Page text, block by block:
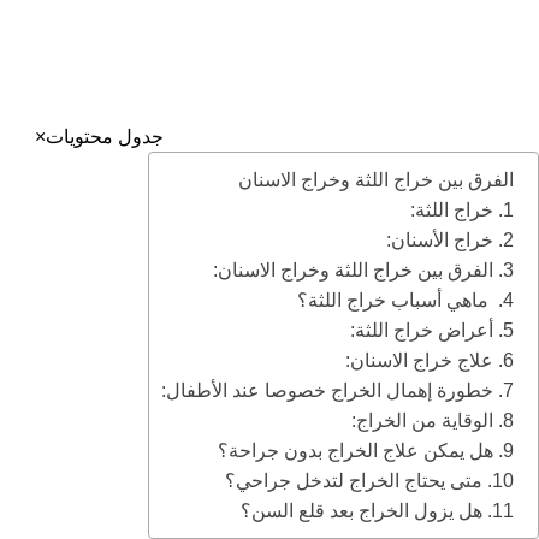
جدول محتويات×
الفرق بين خراج اللثة وخراج الاسنان
1. خراج اللثة:
2. خراج الأسنان:
3. الفرق بين خراج اللثة وخراج الاسنان:
4. ماهي أسباب خراج اللثة؟
5. أعراض خراج اللثة:
6. علاج خراج الاسنان:
7. خطورة إهمال الخراج خصوصا عند الأطفال:
8. الوقاية من الخراج:
9. هل يمكن علاج الخراج بدون جراحة؟
10. متى يحتاج الخراج لتدخل جراحي؟
11. هل يزول الخراج بعد قلع السن؟